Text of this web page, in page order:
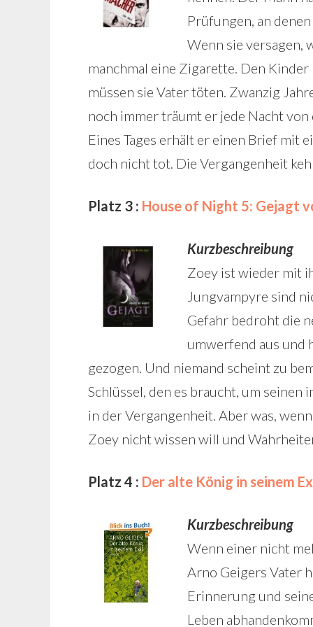
Prüfungen, an denen
Wenn sie versagen,
manchmal eine Zigarette. Den
müssen sie Vater töten. Zwanzig
noch immer träumt er jede Nacht
Eines Tages erhält er einen Brief mit
doch nicht tot. Die Vergangenheit
Platz 3 : House of Night 5: Gejagt
Kurzbeschreibung
Zoey ist wieder mit
Jungvampyre sind
Gefahr bedroht die
umwerfend aus und
gezogen. Und niemand scheint zu
Schlüssel, den es braucht, um
in der Vergangenheit. Aber was,
Zoey nicht wissen will und
Platz 4 : Der alte König in seinem
Kurzbeschreibung
Wenn einer nicht
Arno Geigers Vater
Erinnerung und
Leben